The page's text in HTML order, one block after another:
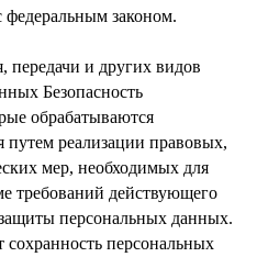
федеральным законом.
передачи и других видов
Безопасность
обрабатываются
путем реализации правовых,
мер, необходимых для
требований действующего
защиты персональных данных.
сохранность персональных